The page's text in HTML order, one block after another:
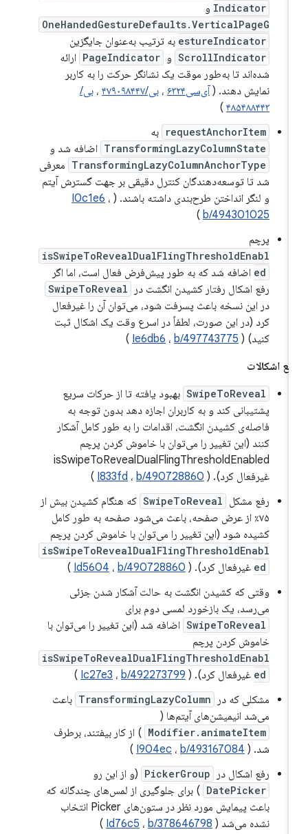
Indicatorو
OneHandedGestureDefaults.VerticalPageG
estureIndicatorبه ترتیب به‌عنوان جایگزین
ScrollIndicator و PageIndicator ارائه
شده‌اند تا به‌طور موقت یک نشانگر حرکت را به کاربر
نمایش دهند. (آی‌سی۶۳۲۴ ،بی/۴۷۹۰۹۸۴۴۷ ،بی/
۴۸۵۴۸۸۴۴۳)
requestAnchorItem به
TransformingLazyColumnState اضافه شد و
TransformingLazyColumnAnchorType معرفی
شد تا توسعه‌دهندگان کنترل دقیقی بر جهت گسترش آیتم
و لنگر انداختن طرح‌بندی داشته باشند. ( I0c1e6 ،
b/494301025
)
پرچم
isSwipeToRevealDualFlingThresholdEnabl
اضافه شد که به طور پیش‌فرض فعال است، اما اگر
رفع اشکال رفتار کشیدن انگشت در SwipeToReveal
در این نسخه باعث پسرفت شود، می‌توان آن را غیرفعال
کرد (در این صورت، لطفاً در اسرع وقت یک اشکال ثبت
کنید) (
Ie6db6،b/497743775
)
اشکالات
SwipeToReveal بهبود یافته تا از حرکات سریع
پشتیبانی کند و به کاربران اجازه دهد بدون توجه به
فاصله‌ی کشیدن انگشت، اقدامات را به طور کامل آشکار
کنند (این تغییر را می‌توان با خاموش کردن پرچم
isSwipeToRevealDualFlingThresholdEnabled
غیرفعال کرد). (
I833fd،b/490728860
)
رفع مشکل SwipeToReveal که هنگام کشیدن بیش از
۷۵٪ از عرض صفحه، باعث می‌شود صفحه به طور کامل
کشیده شود (این تغییر را می‌توان با خاموش کردن پرچم
isSwipeToRevealDualFlingThresholdEnabl
غیرفعال کرد). ( Id5604،b/490728860
)
وقتی که کشیدن انگشت به حالت آشکار شدن جزئی
می‌رسد، یک بازخورد لمسی دوم برای
SwipeToReveal اضافه شد (این تغییر را می‌توان با
خاموش کردن پرچم
isSwipeToRevealDualFlingThresholdEnabl
غیرفعال کرد). ( Ic27e3،b/492273799
)
مشکلی که در TransformingLazyColumn باعث
می‌شد انیمیشن‌های آیتم‌ها (
Modifier.animateItem ) از کار بیفتند، برطرف
شد. (
I904ec،b/493167084
)
رفع اشکال در PickerGroup (و از این رو
DatePicker ) برای جلوگیری از لمس‌های چندگانه که
باعث پیمایش مورد نظر در ستون‌های Picker انتخاب
نشده می‌شد (
Id76c5،b/378646798
)